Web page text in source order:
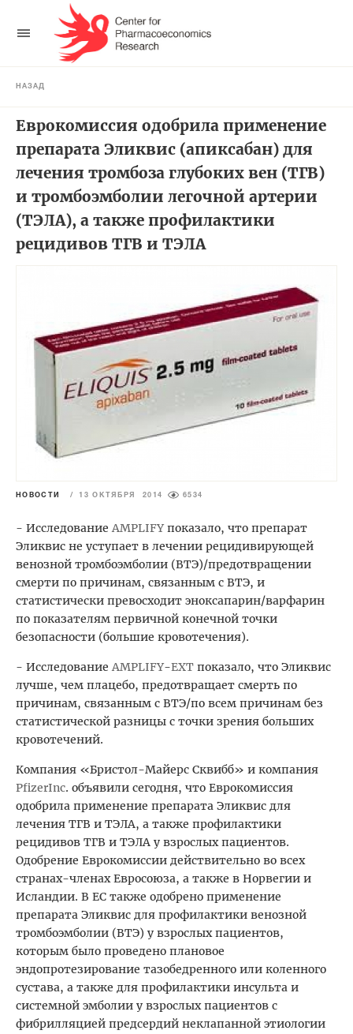
НАЗАД
Еврокомиссия одобрила применение
препарата Эликвис (апиксабан) для
лечения тромбоза глубоких вен (ТГВ)
и тромбоэмболии легочной артерии
(ТЭЛА), а также профилактики
рецидивов ТГВ и ТЭЛА
НОВОСТИ / 13 ОКТЯБРЯ 2014 6534
- ИсследованиеAMPLIFYпоказало, что препарат
Эликвис не уступает в лечении рецидивирующей
венозной тромбоэмболии (ВТЭ)/предотвращении
смерти по причинам, связанным с ВТЭ, и
статистически превосходит эноксапарин/варфарин
по показателям первичной конечной точки
безопасности (большие кровотечения).
- ИсследованиеAMPLIFY-EXT показало, что Эликвис
лучше, чем плацебо, предотвращает смерть по
причинам, связанным с ВТЭ/по всем причинам без
статистической разницы с точки зрения больших
кровотечений.
Компания «Бристол-Майерс Сквибб» и компания
PfizerInc. объявили сегодня, что Еврокомиссия
одобрила применение препарата Эликвис для
лечения ТГВ и ТЭЛА, а также профилактики
рецидивов ТГВ и ТЭЛА у взрослых пациентов.
Одобрение Еврокомиссии действительно во всех
странах-членах Евросоюза, а также в Норвегии и
Исландии. В ЕС также одобрено применение
препарата Эликвис для профилактики венозной
тромбоэмболии (ВТЭ) у взрослых пациентов,
которым было проведено плановое
эндопротезирование тазобедренного или коленного
сустава, а также для профилактики инсульта и
системной эмболии у взрослых пациентов с
фибрилляцией предсердий неклапанной этиологии